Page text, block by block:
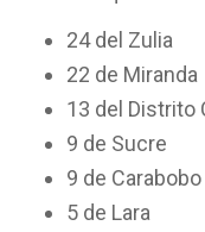
24 del Zulia
22 de Miranda
13 del Distrito
9 de Sucre
9 de Carabobo
5 de Lara